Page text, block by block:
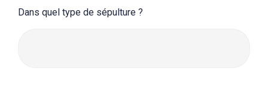
Dans quel type de sépulture ?